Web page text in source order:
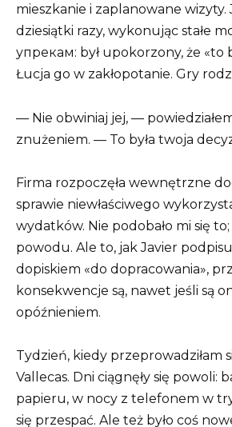
mieszkanie i zaplanowane wizyty.
dziesiątki razy, wykonując stałe
упрекам: był upokorzony, że «to
Łucja go w zakłopotanie. Gry
— Nie obwiniaj jej, —
znużeniem. — To była twoja
Firma rozpoczęła wewnętrzne
sprawie niewłaściwego
wydatków. Nie podobało mi się
powodu. Ale to, jak Javier
dopiskiem «do dopracowania»,
konsekwencje są, nawet jeśli są
opóźnieniem.
Tydzień, kiedy przeprowadziłam
Vallecas. Dni ciągnęły się powoli:
papieru, w nocy z telefonem w
się przespać. Ale też było coś